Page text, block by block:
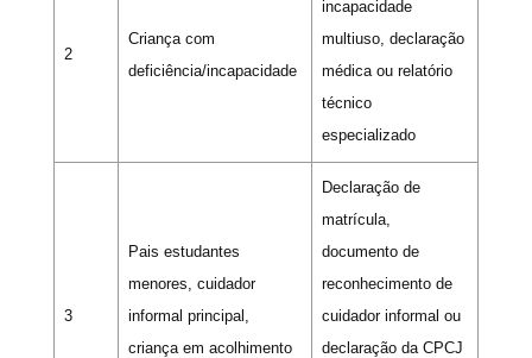
2
Criança com
deficiência/incapacidade
incapacidade
multiuso, declaração
médica ou relatório
técnico
especializado
3
Pais estudantes
menores, cuidador
informal principal,
criança em acolhimento
Declaração de
matrícula,
documento de
reconhecimento de
cuidador informal ou
declaração da CPCJ